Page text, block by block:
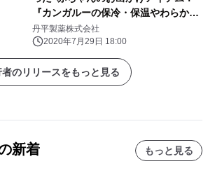
『カンガルーの保冷・保温やわらかシ
ート』が【日本子育て支援大賞2020】
受賞！
丹平製薬株式会社
2020年7月29日 18:00
のリリースをもっと見る
新着 もっと見る